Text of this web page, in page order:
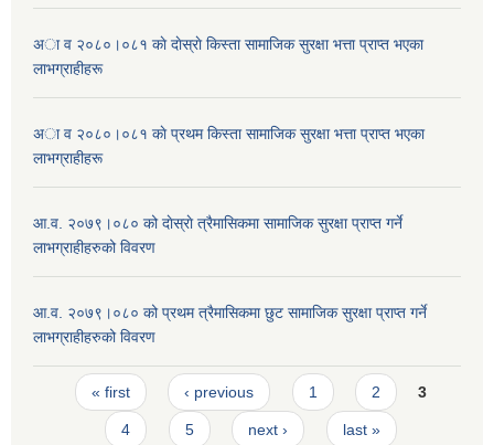
अा व २०८०।०८१ काे दाेस्राे किस्ता सामाजिक सुरक्षा भत्ता प्राप्त भएका
लाभग्राहीहरू
अा व २०८०।०८१ काे प्रथम किस्ता सामाजिक सुरक्षा भत्ता प्राप्त भएका
लाभग्राहीहरू
आ.व. २०७९।०८० को दाेस्राे त्रैमासिकमा सामाजिक सुरक्षा प्राप्त गर्ने
लाभग्राहीहरुको विवरण
आ.व. २०७९।०८० को प्रथम त्रैमासिकमा छुट सामाजिक सुरक्षा प्राप्त गर्ने
लाभग्राहीहरुको विवरण
Pages
« first ‹ previous 1 2 3
4 5 next › last »